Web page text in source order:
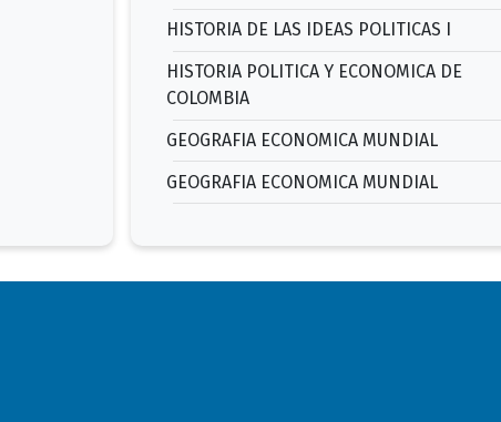
HISTORIA DE LAS IDEAS POLITICAS I
HISTORIA POLITICA Y ECONOMICA DE
COLOMBIA
GEOGRAFIA ECONOMICA MUNDIAL
GEOGRAFIA ECONOMICA MUNDIAL